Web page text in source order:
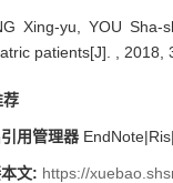
Xing-yu, YOU Sha-
patients[J]. , 2018,
荐
用管理器 EndNote|Ris|
文: https://